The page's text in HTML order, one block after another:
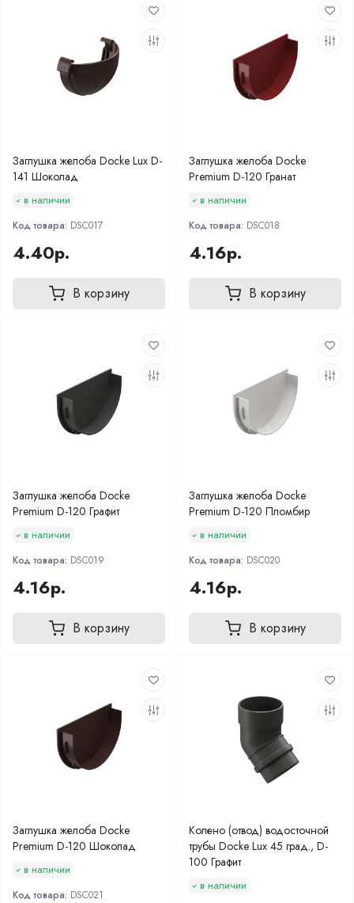
Заглушка желоба Docke Lux D-
141 Шоколад
в наличии
Код товара: DSC017
4.40р.
В корзину
Заглушка желоба Docke
Premium D-120 Гранат
в наличии
Код товара: DSC018
4.16р.
В корзину
Заглушка желоба Docke
Premium D-120 Графит
в наличии
Код товара: DSC019
4.16р.
В корзину
Заглушка желоба Docke
Premium D-120 Пломбир
в наличии
Код товара: DSC020
4.16р.
В корзину
Заглушка желоба Docke
Premium D-120 Шоколад
в наличии
Код товара: DSC021
Колено (отвод) водосточной
трубы Docke Lux 45 град., D-
100 Графит
в наличии